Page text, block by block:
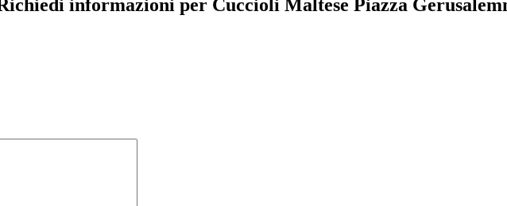
Richiedi informazioni per Cuccioli Maltese Piazza